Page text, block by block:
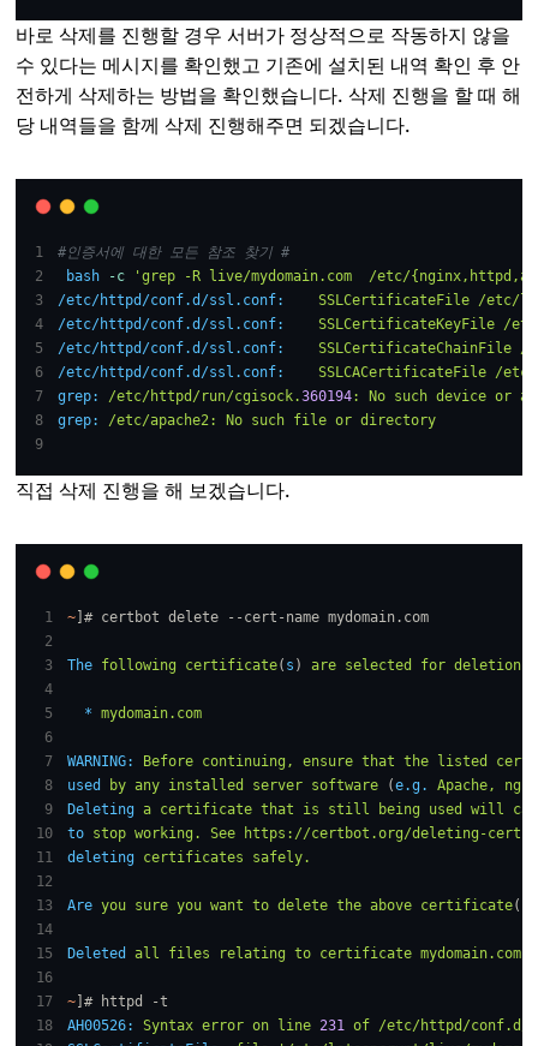
바로 삭제를 진행할 경우 서버가 정상적으로 작동하지 않을
수 있다는 메시지를 확인했고 기존에 설치된 내역 확인 후 안
전하게 삭제하는 방법을 확인했습니다. 삭제 진행을 할 때 해
당 내역들을 함께 삭제 진행해주면 되겠습니다.
#인증서에 대한 모든 참조 찾기 #
bash
-c
'grep -R live/mydomain.com  /etc/
/etc/httpd/conf.d/ssl.conf:
SSLCertificateFile /etc/
/etc/httpd/conf.d/ssl.conf:
SSLCertificateKeyFile /
/etc/httpd/conf.d/ssl.conf:
SSLCertificateChainFile /
/etc/httpd/conf.d/ssl.conf:
SSLCACertificateFile /etc/
grep:
/etc/httpd/run/cgisock.360194: No such device or
grep:
/etc/apache2: No such file or directory
직접 삭제 진행을 해 보겠습니다.
~]# certbot delete --cert-name mydomain.com
The following certificate( s ) are selected for deletion:
* mydomain.com
WARNING: Before continuing, ensure that the listed
used
by any installed server software (e.g. Apache,
Deleting a certificate that is still being used will
to stop working. See https://certbot.org/deleting-certs
deleting certificates safely.
Are you sure you want to delete the above certificate(
Deleted all files relating to certificate mydomain.com.
~]# httpd -t
AH00526:
Syntax error on line 231 of /etc/httpd/conf.d/